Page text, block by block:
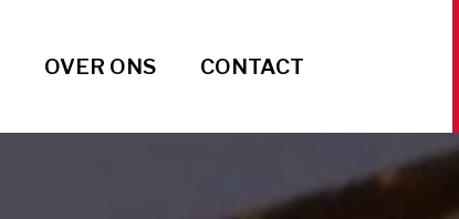
OVER ONS CONTACT